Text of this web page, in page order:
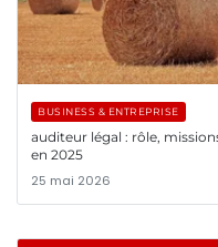
BUSINESS & ENTREPRISE
auditeur légal : rôle,
en 2025
25 mai 2026